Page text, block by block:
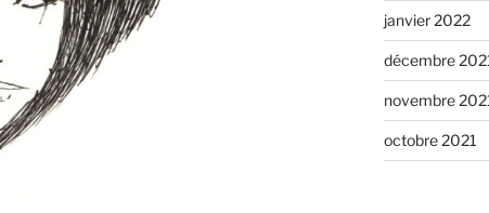
janvier 2022
décembre
novembre
octobre 2021